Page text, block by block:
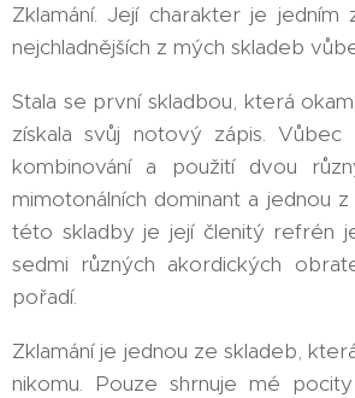
Zklamání. Její charakter je jedním
nejchladnějších z mých skladeb
Stala se první skladbou, která
získala svůj notový zápis.
kombinování a použití dvou
mimotonálních dominant a jednou
této skladby je její členitý refrén
sedmi různých akordických
pořadí.
Zklamání je jednou ze skladeb,
nikomu. Pouze shrnuje mé